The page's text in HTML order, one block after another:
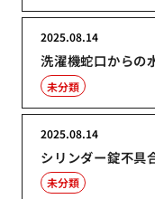
洗濯機蛇口からの
2025.08.14
未分類
シリンダー錠不具
2025.08.14
未分類